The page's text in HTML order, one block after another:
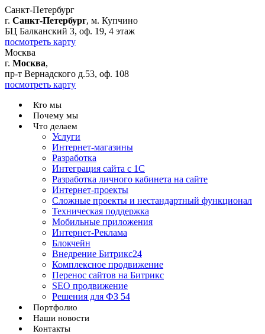
Санкт-Петербург
г. Санкт-Петербург, м. Купчино
БЦ Балканский З, оф. 19, 4 этаж
посмотреть карту
Москва
г. Москва,
пр-т Вернадского д.53, оф. 108
посмотреть карту
Кто мы
Почему мы
Что делаем
Услуги
Интернет-магазины
Разработка
Интеграция сайта с 1С
Разработка личного кабинета на сайте
Интернет-проекты
Сложные проекты и нестандартный функционал
Teхническая поддержка
Мобильные приложения
Интернет-Реклама
Блокчейн
Внедрение Битрикс24
Комплексное продвижение
Перенос сайтов на Битрикс
SEO продвижение
Решения для ФЗ 54
Портфолио
Наши новости
Контакты